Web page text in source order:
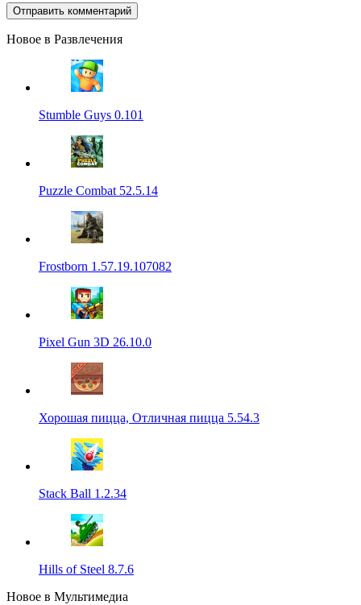
Новое в Развлечения
Stumble Guys 0.101
Puzzle Combat 52.5.14
Frostborn 1.57.19.107082
Pixel Gun 3D 26.10.0
Хорошая пицца, Отличная пицца 5.54.3
Stack Ball 1.2.34
Hills of Steel 8.7.6
Новое в Мультимедиа